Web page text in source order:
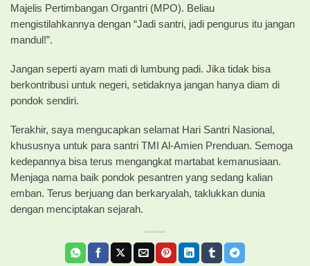
Majelis Pertimbangan Organtri (MPO). Beliau
mengistilahkannya dengan “Jadi santri, jadi pengurus itu jangan
mandul!”.
Jangan seperti ayam mati di lumbung padi. Jika tidak bisa
berkontribusi untuk negeri, setidaknya jangan hanya diam di
pondok sendiri.
Terakhir, saya mengucapkan selamat Hari Santri Nasional,
khususnya untuk para santri TMI Al-Amien Prenduan. Semoga
kedepannya bisa terus mengangkat martabat kemanusiaan.
Menjaga nama baik pondok pesantren yang sedang kalian
emban. Terus berjuang dan berkaryalah, taklukkan dunia
dengan menciptakan sejarah.